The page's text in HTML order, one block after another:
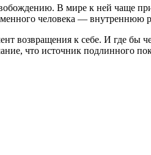
В мире к ней чаще
человека — внутреннюю
возвращения к себе. И где
что источник подлинного